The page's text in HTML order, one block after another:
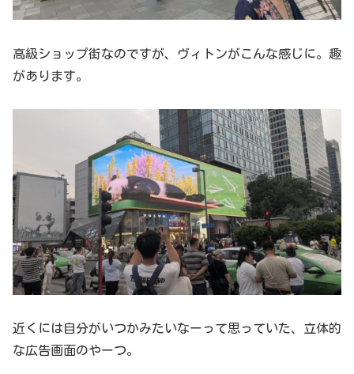
高級ショップ街なのですが、ヴィトンがこんな感じに。趣
があります。
近くには自分がいつかみたいなーって思っていた、立体的
な広告画面のやーつ。